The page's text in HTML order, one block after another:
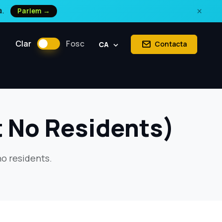
Parlem → ×
Clar Fosc CA Contacta
Residents)
residents.